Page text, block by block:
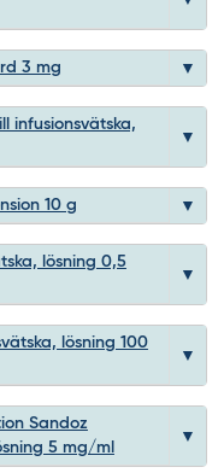
3 mg
infusionsvätska,
10 g
lösning 0,5
lösning 100
Sandoz
5 mg/ml